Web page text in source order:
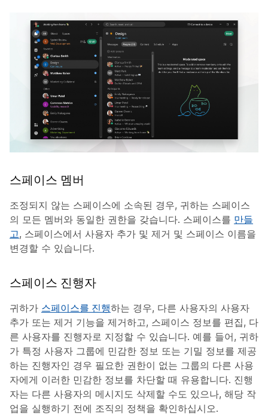
스페이스 멤버
조정되지 않는 스페이스에 소속된 경우, 귀하는 스페이스
의 모든 멤버와 동일한 권한을 갖습니다. 스페이스를 만들
고, 스페이스에서 사용자 추가 및 제거 및 스페이스 이름을
변경할 수 있습니다.
스페이스 진행자
귀하가 스페이스를 진행하는 경우, 다른 사용‏자의 사용자
추가 또는 제거 기능을 제거하고, 스페이스 정보를 편집, 다
른 사용자를 진행자로 지정할 수 있습니다. 예를 들어, 귀하
가 특정 사용자 그룹에 민감한 정보 또는 기밀 정보를 제공
하는 진행자인 경우 필요한 권한이 없는 그룹의 다른 사용
자에게 이러한 민감한 정보를 차단할 때 유용합니다. 진행
자는 다른 사용자의 메시지도 삭제할 수도 있으나, 해당 작
업을 실행하기 전에 조직의 정책을 확인하십시오.